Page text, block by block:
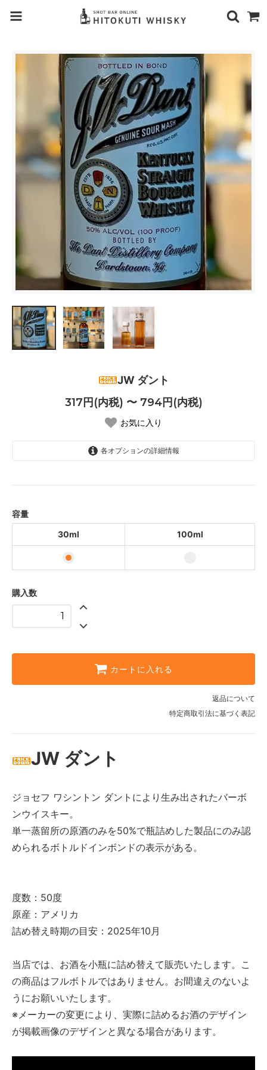
JW ダント
317円(内税) 〜 794円(内税)
お気に入り
各オプションの詳細情報
容量
30ml
100ml
購入数
カートに入れる
返品について
特定商取引法に基づく表記
JW ダント
ジョセフ ワシントン ダントにより生み出されたバーボ
ンウイスキー。
単一蒸留所の原酒のみを50%で瓶詰めした製品にのみ認
められるボトルドインボンドの表示がある。
度数：50度
原産：アメリカ
詰め替え時期の目安：2025年10月
当店では、お酒を小瓶に詰め替えて販売いたします。こ
の商品はフルボトルではありません。お間違えのないよ
うにお願いいたします。
※メーカーの変更により、実際に詰めるお酒のデザイン
が掲載画像のデザインと異なる場合があります。